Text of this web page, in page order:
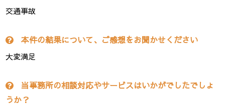
交通事故
本件の結果について、ご感想をお聞かせください
大変満足
当事務所の相談対応やサービスはいかがでしたでしょ
うか？